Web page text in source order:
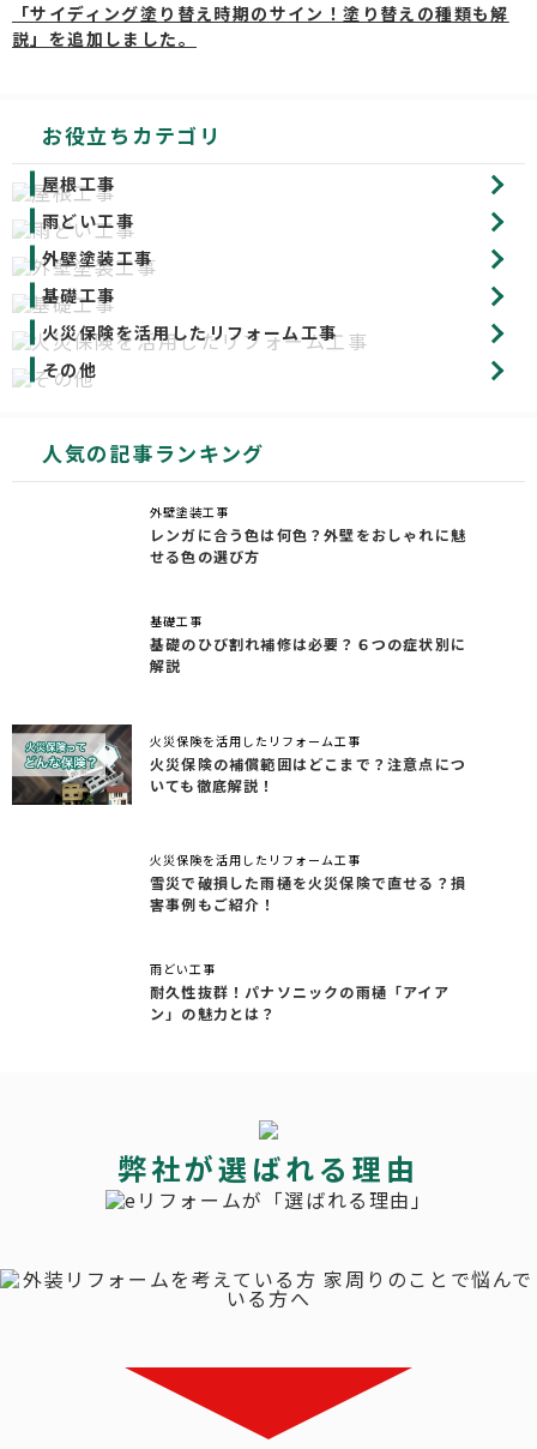
「サイディング塗り替え時期のサイン！塗り替えの種類も解
説」を追加しました。
お役立ちカテゴリ
屋根工事
雨どい工事
外壁塗装工事
基礎工事
火災保険を活用したリフォーム工事
その他
人気の記事ランキング
外壁塗装工事
レンガに合う色は何色？外壁をおしゃれに魅
せる色の選び方
基礎工事
基礎のひび割れ補修は必要？６つの症状別に
解説
火災保険を活用したリフォーム工事
火災保険の補償範囲はどこまで？注意点につ
いても徹底解説！
火災保険を活用したリフォーム工事
雪災で破損した雨樋を火災保険で直せる？損
害事例もご紹介！
雨どい工事
耐久性抜群！パナソニックの雨樋「アイア
ン」の魅力とは？
弊社が選ばれる理由